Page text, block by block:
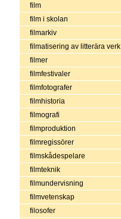
film
film i skolan
filmarkiv
filmatisering av litterära verk
filmer
filmfestivaler
filmfotografer
filmhistoria
filmografi
filmproduktion
filmregissörer
filmskådespelare
filmteknik
filmundervisning
filmvetenskap
filosofer